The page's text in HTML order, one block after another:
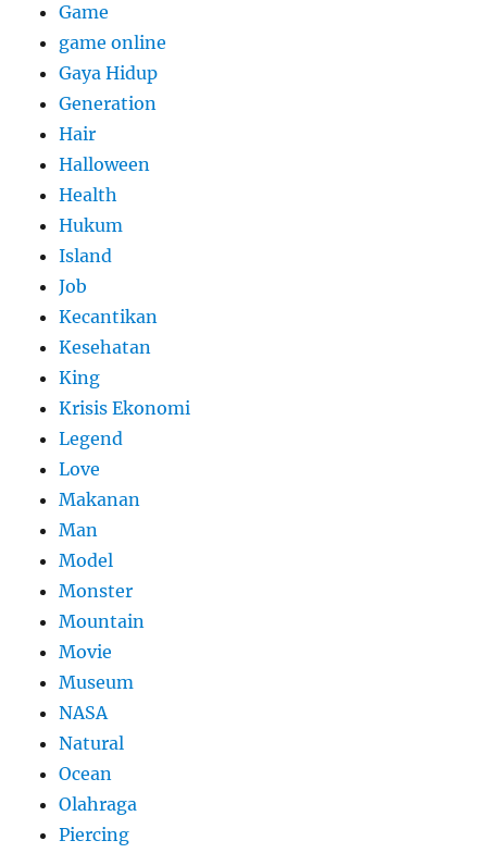
Game
game online
Gaya Hidup
Generation
Hair
Halloween
Health
Hukum
Island
Job
Kecantikan
Kesehatan
King
Krisis Ekonomi
Legend
Love
Makanan
Man
Model
Monster
Mountain
Movie
Museum
NASA
Natural
Ocean
Olahraga
Piercing